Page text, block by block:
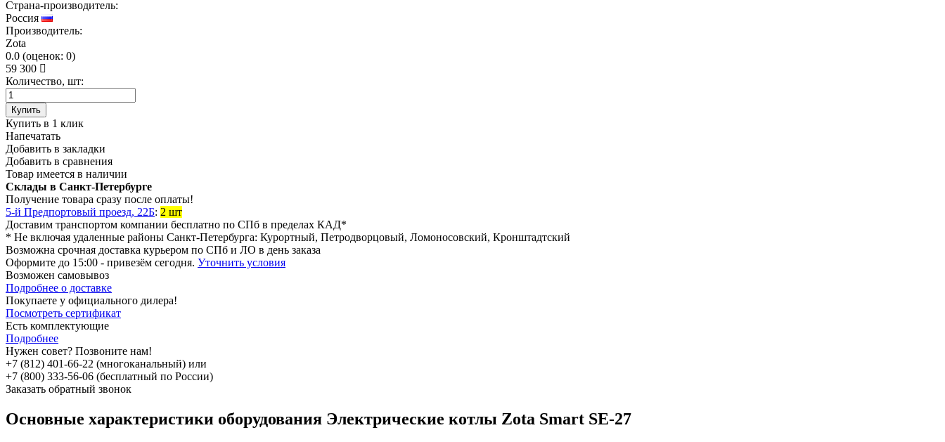
Страна-производитель:
Россия
Производитель:
Zota
0.0 (оценок: 0)
59 300
Количество, шт:
Купить
Купить в 1 клик
Напечатать
Добавить в закладки
Добавить в сравнения
Товар имеется в наличии
Склады в Санкт-Петербурге
Получение товара сразу после оплаты!
5-й Предпортовый проезд, 22Б: 2 шт
Доставим транспортом компании бесплатно по СПб в пределах КАД*
* Не включая удаленные районы Санкт-Петербурга: Курортный, Петродворцовый, Ломоносовский, Кронштадтский
Возможна срочная доставка курьером по СПб и ЛО в день заказа
Оформите до 15:00 - привезём сегодня. Уточнить условия
Возможен самовывоз
Подробнее о доставке
Покупаете у официального дилера!
Посмотреть сертификат
Есть комплектующие
Подробнее
Нужен совет? Позвоните нам!
+7 (812) 401-66-22 (многоканальный) или
+7 (800) 333-56-06 (бесплатный по России)
Заказать обратный звонок
Основные характеристики оборудования Электрические котлы Zota Smart SE-27